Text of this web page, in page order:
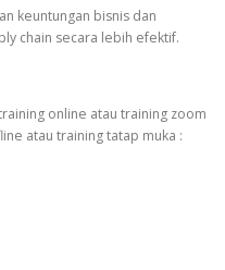
keuntungan bisnis dan
chain secara lebih efektif.
online atau training zoom
atau training tatap muka :